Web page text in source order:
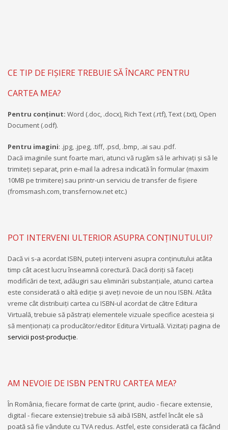
CE TIP DE FIȘIERE TREBUIE SĂ ÎNCARC PENTRU
CARTEA MEA?
Pentru conținut: Word (.doc, .docx), Rich Text (.rtf), Text (.txt), Open
Document (.odf).
Pentru imagini: .jpg, .jpeg, .tiff, .psd, .bmp, .ai sau .pdf.
Dacă imaginile sunt foarte mari, atunci vă rugăm să le arhivați și să le
trimiteți separat, prin e-mail la adresa indicată în formular (maxim
10MB pe trimitere) sau printr-un serviciu de transfer de fișiere
(fromsmash.com, transfernow.net etc.)
POT INTERVENI ULTERIOR ASUPRA CONŢINUTULUI?
Dacă vi s-a acordat ISBN, puteţi interveni asupra conţinutului atâta
timp cât acest lucru înseamnă corectură. Dacă doriţi să faceţi
modificări de text, adăugiri sau eliminări substanţiale, atunci cartea
este considerată o altă ediţie şi aveţi nevoie de un nou ISBN. Atâta
vreme cât distribuiţi cartea cu ISBN-ul acordat de către Editura
Virtuală, trebuie să păstraţi elementele vizuale specifice acesteia şi
să menţionaţi ca producător/editor Editura Virtuală. Vizitaţi pagina de
servicii post-producţie.
AM NEVOIE DE ISBN PENTRU CARTEA MEA?
În România, fiecare format de carte (print, audio - fiecare extensie,
digital - fiecare extensie) trebuie să aibă ISBN, astfel încât ele să
poată să fie vândute cu TVA redus. Astfel, este considerată ca făcând